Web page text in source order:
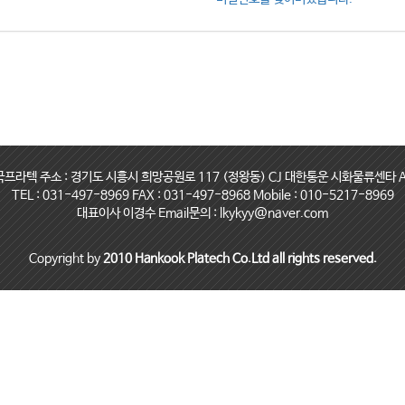
라텍 주소 : 경기도 시흥시 희망공원로 117 (정왕동) CJ 대한통운 시화물류센타
TEL : 031-497-8969 FAX : 031-497-8968 Mobile : 010-5217-8969
대표이사 이경수 Email문의 : lkykyy@naver.com
Copyright by2010 Hankook Platech Co.Ltd all rights reserved.